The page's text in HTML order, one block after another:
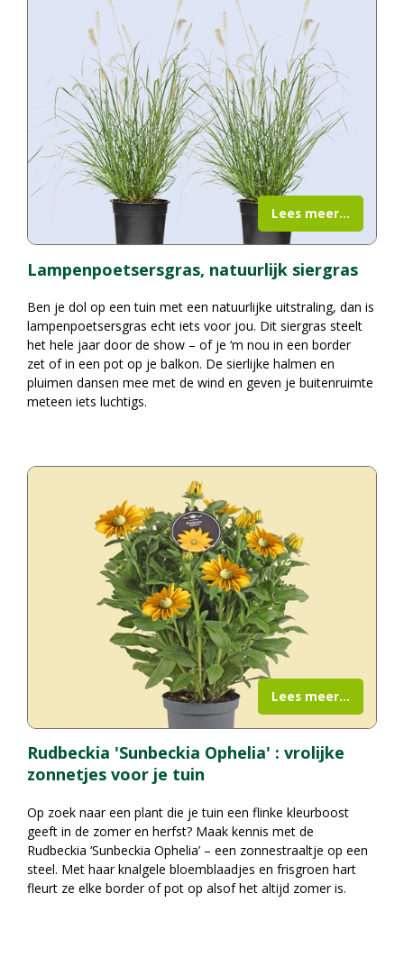
Lampenpoetsersgras, natuurlijk siergras
Ben je dol op een tuin met een natuurlijke uitstraling, dan is
lampenpoetsersgras echt iets voor jou. Dit siergras steelt
het hele jaar door de show – of je ‘m nou in een border
zet of in een pot op je balkon. De sierlijke halmen en
pluimen dansen mee met de wind en geven je buitenruimte
meteen iets luchtigs.
Lees meer...
Rudbeckia 'Sunbeckia Ophelia' : vrolijke
zonnetjes voor je tuin
Op zoek naar een plant die je tuin een flinke kleurboost
geeft in de zomer en herfst? Maak kennis met de
Rudbeckia ‘Sunbeckia Ophelia’ – een zonnestraaltje op een
steel. Met haar knalgele bloemblaadjes en frisgroen hart
fleurt ze elke border of pot op alsof het altijd zomer is.
Lees meer...